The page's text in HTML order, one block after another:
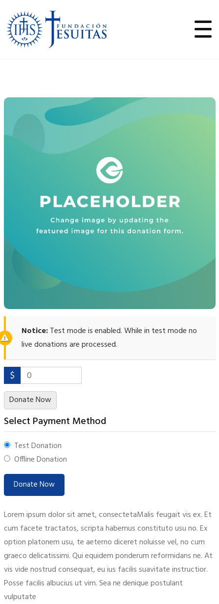
Notice:Test mode is enabled. While in test mode no
live donations are processed.
$ 0
Donate Now
Select Payment Method
Test Donation
Offline Donation
Lorem ipsum dolor sit amet, consectetaMalis feugait vis ex. Et
cum facete tractatos, scripta habemus constituto usu no. Ex
option platonem usu, te aeterno diceret noluisse vel, no cum
graeco delicatissimi. Qui equidem ponderum reformidans ne. At
vis vide nostrud consequat, eu ius facilis suavitate instructior.
Posse facilis albucius ut vim. Sea ne denique postulant
vulputate